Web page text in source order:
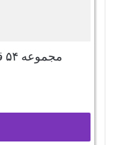
مجموعه ۵۴ قاعده فقهی و حقوقی کاربردی